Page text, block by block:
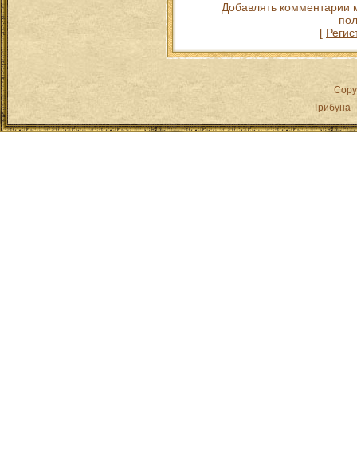
Добавлять комментарии
[
Трибуна